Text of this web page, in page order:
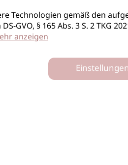
Technologien gemäß den
GVO, § 165 Abs. 3 S. 2
anzeigen
Einstellungen